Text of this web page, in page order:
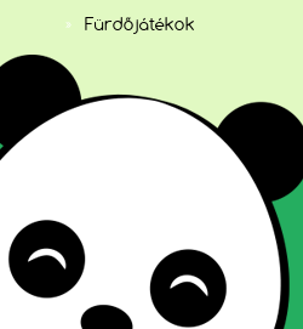
Fürdőjátékok